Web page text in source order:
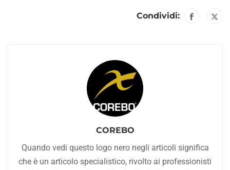
Condividi:
COREBO
Quando vedi questo logo nero negli articoli significa
che è un articolo specialistico, rivolto ai professionisti